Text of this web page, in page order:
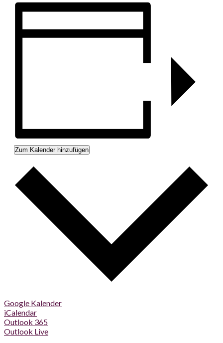
Zum Kalender hinzufügen
Google Kalender
iCalendar
Outlook 365
Outlook Live